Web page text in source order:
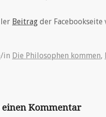
Beitrag der Facebookseite
/in Die Philosophen kommen,
Kommentar